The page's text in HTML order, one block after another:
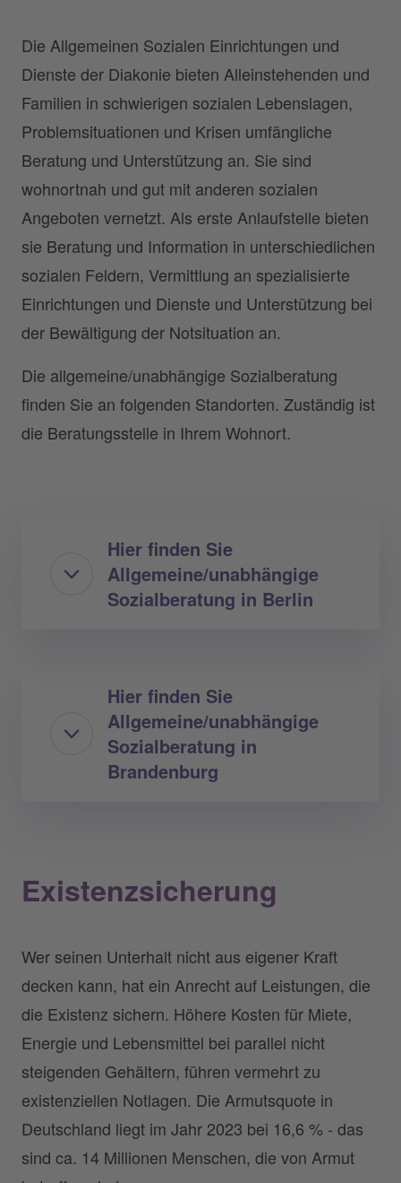
Die Allgemeinen Sozialen Einrichtungen und
Dienste der Diakonie bieten Alleinstehenden und
Familien in schwierigen sozialen Lebenslagen,
Problemsituationen und Krisen umfängliche
Beratung und Unterstützung an. Sie sind
wohnortnah und gut mit anderen sozialen
Angeboten vernetzt. Als erste Anlaufstelle bieten
sie Beratung und Information in unterschiedlichen
sozialen Feldern, Vermittlung an spezialisierte
Einrichtungen und Dienste und Unterstützung bei
der Bewältigung der Notsituation an.
Die allgemeine/unabhängige Sozialberatung
finden Sie an folgenden Standorten. Zuständig ist
die Beratungsstelle in Ihrem Wohnort.
Hier finden Sie
Allgemeine/unabhängige
Sozialberatung in Berlin
Hier finden Sie
Allgemeine/unabhängige
Sozialberatung in
Brandenburg
Existenzsicherung
Wer seinen Unterhalt nicht aus eigener Kraft
decken kann, hat ein Anrecht auf Leistungen, die
die Existenz sichern. Höhere Kosten für Miete,
Energie und Lebensmittel bei parallel nicht
steigenden Gehältern, führen vermehrt zu
existenziellen Notlagen. Die Armutsquote in
Deutschland liegt im Jahr 2023 bei 16,6 % - das
sind ca. 14 Millionen Menschen, die von Armut